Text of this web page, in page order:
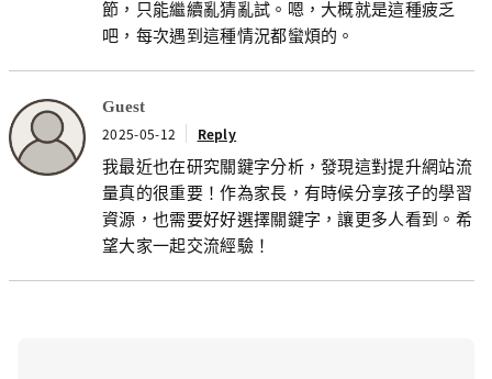
節，只能繼續亂猜亂試。嗯，大概就是這種疲乏
吧，每次遇到這種情況都蠻煩的。
Guest
2025-05-12 Reply
我最近也在研究關鍵字分析，發現這對提升網站流
量真的很重要！作為家長，有時候分享孩子的學習
資源，也需要好好選擇關鍵字，讓更多人看到。希
望大家一起交流經驗！